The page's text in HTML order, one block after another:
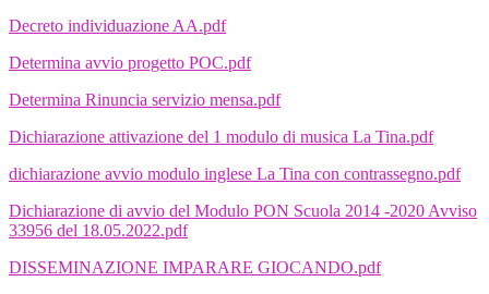
Decreto individuazione AA.pdf
Determina avvio progetto POC.pdf
Determina Rinuncia servizio mensa.pdf
Dichiarazione attivazione del 1 modulo di musica La Tina.pdf
dichiarazione avvio modulo inglese La Tina con contrassegno.pdf
Dichiarazione di avvio del Modulo PON Scuola 2014 -2020 Avviso
33956 del 18.05.2022.pdf
DISSEMINAZIONE IMPARARE GIOCANDO.pdf